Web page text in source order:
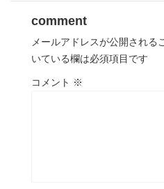
comment
メールアドレスが公開される
いている欄は必須項目です
コメント ※